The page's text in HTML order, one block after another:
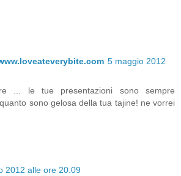
5 maggio 2012
... le tue presentazioni sono sempre
sono gelosa della tua tajine! ne vorrei
2012 alle ore 20:09